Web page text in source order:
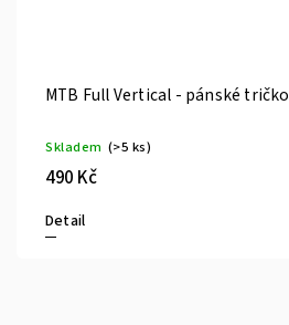
MTB Full Vertical - pánské tričko
Skladem (>5 ks)
490 Kč
Detail